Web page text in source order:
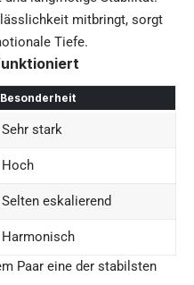
mitbringt, sorgt
Tiefe.
Besonderheit
Sehr stark
Hoch
Selten eskalierend
Harmonisch
Paar eine der stabilsten